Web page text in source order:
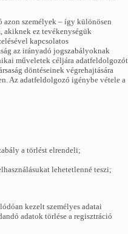
azon személyek – így különösen
akiknek ez tevékenységük
kapcsolatos
az irányadó jogszabályoknak
műveletek céljára adatfeldolgozót
döntéseinek végrehajtására
Az adatfeldolgozó igénybe vétele a
a törlést elrendeli;
lehetetlenné teszi;
kezelt személyes adatai
adatok törlése a regisztráció